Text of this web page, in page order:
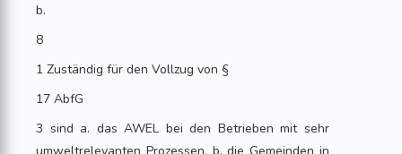
b.
8
1 Zuständig für den Vollzug von §
17 AbfG
3 sind a. das AWEL bei den Betrieben mit sehr